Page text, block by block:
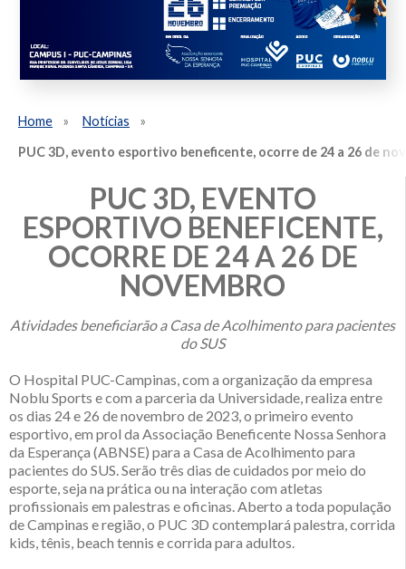
Home
Notícias
PUC 3D, evento esportivo beneficente, ocorre de 24 a 26 de
PUC 3D, EVENTO
ESPORTIVO BENEFICENTE,
OCORRE DE 24 A 26 DE
NOVEMBRO
Atividades beneficiarão a Casa de Acolhimento para pacientes
do SUS
O Hospital PUC-Campinas, com a organização da empresa
Noblu Sports e com a parceria da Universidade, realiza entre
os dias 24 e 26 de novembro de 2023, o primeiro evento
esportivo, em prol da Associação Beneficente Nossa Senhora
da Esperança (ABNSE) para a Casa de Acolhimento para
pacientes do SUS. Serão três dias de cuidados por meio do
esporte, seja na prática ou na interação com atletas
profissionais em palestras e oficinas. Aberto a toda população
de Campinas e região, o PUC 3D contemplará palestra, corrida
kids, tênis, beach tennis e corrida para adultos.